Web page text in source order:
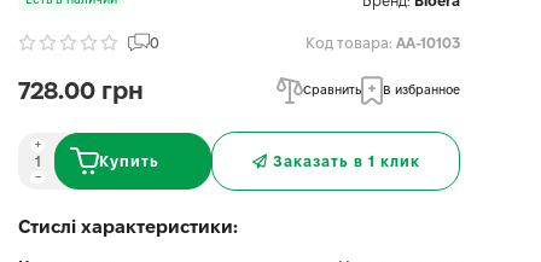
0 Код товара: AA-10103
728.00 грн Сравнить В избранное
Купить Заказать в 1 клик
Стислі характеристики: